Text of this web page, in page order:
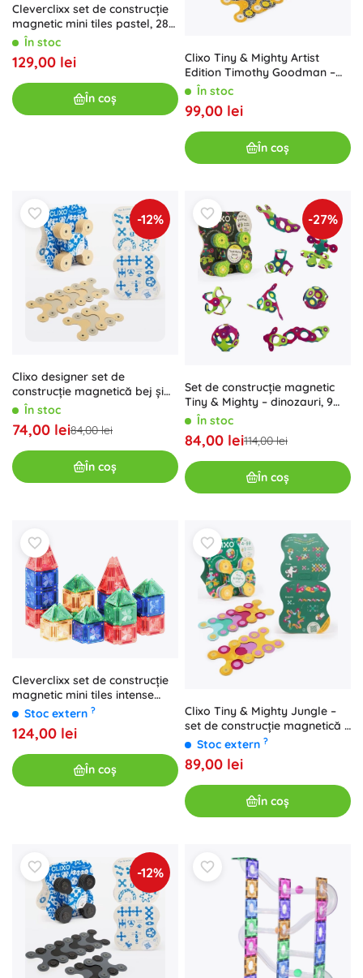
Cleverclixx set de construcție
magnetic mini tiles pastel, 28
piese
În stoc
129,00 lei
În coș
Clixo Tiny & Mighty Artist
Edition Timothy Goodman –
set de construcție magnetică,
În stoc
99,00 lei
În coș
-12%
Clixo designer set de
construcție magnetică bej și
gri 9 piese
În stoc
74,00 lei84,00 lei
În coș
-27%
Set de construcție magnetic
Tiny & Mighty – dinozauri, 9
piese
În stoc
84,00 lei114,00 lei
În coș
Cleverclixx set de construcție
magnetic mini tiles intense
pack 28 buc
Stoc extern ?
124,00 lei
În coș
Clixo Tiny & Mighty Jungle –
set de construcție magnetică 9
piese
Stoc extern ?
89,00 lei
În coș
-12%